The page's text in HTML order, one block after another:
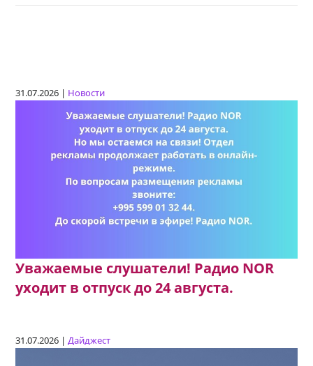
31.07.2026 | Новости
Уважаемые слушатели! Радио NOR
уходит в отпуск до 24 августа.
31.07.2026 |Дайджест